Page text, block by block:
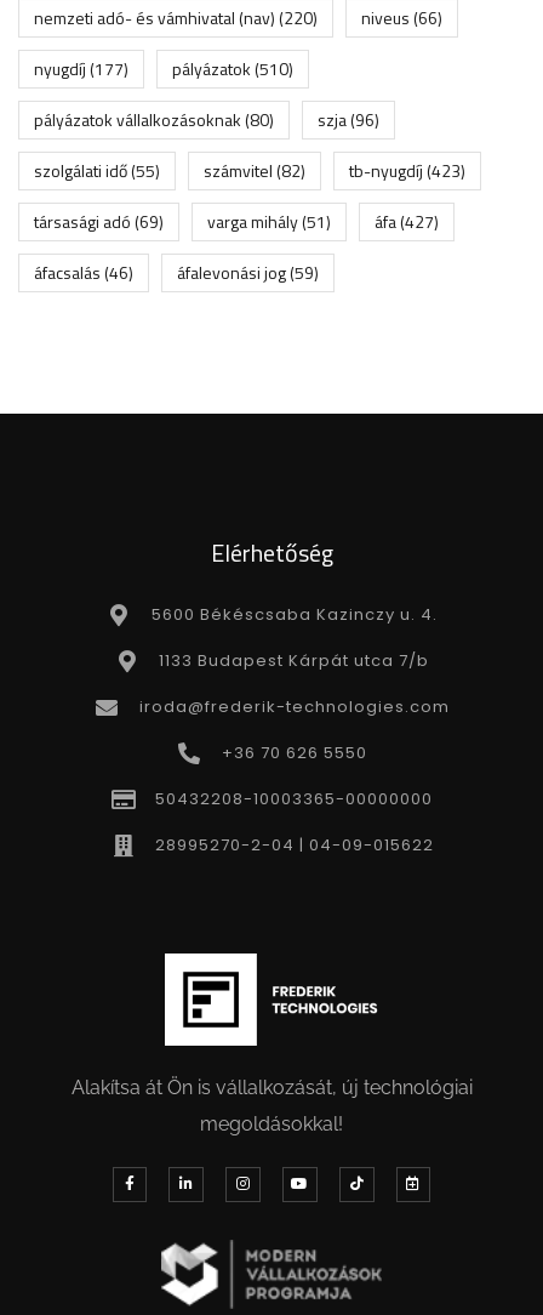
nemzeti adó- és vámhivatal (nav)(220) niveus(66)
nyugdíj(177) pályázatok(510)
pályázatok vállalkozásoknak(80) szja(96)
szolgálati idő(55) számvitel(82) tb-nyugdíj(423)
társasági adó(69) varga mihály(51) áfa(427)
áfacsalás(46) áfalevonási jog(59)
Elérhetőség
5600 Békéscsaba Kazinczy u. 4.
1133 Budapest Kárpát utca 7/b
iroda@frederik-technologies.com
+36 70 626 5550
50432208-10003365-00000000
28995270-2-04 | 04-09-015622
Alakítsa át Ön is vállalkozását, új technológiai
megoldásokkal!